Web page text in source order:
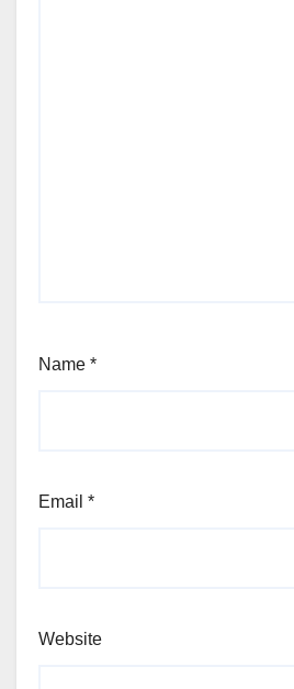
Name *
Email *
Website